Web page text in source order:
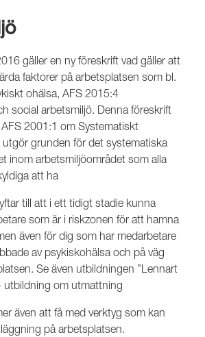
gäller en ny föreskrift vad gäller att
faktorer på arbetsplatsen som bl.
ohälsa, AFS 2015:4
social arbetsmiljö. Denna föreskrift
2001:1 om Systematiskt
utgör grunden för det systematiska
inom arbetsmiljöområdet som alla
att ha
till att i ett tidigt stadie kunna
som är i riskzonen för att hamna
även för dig som har medarbetare
av psykiskohälsa och på väg
Se även utbildningen ”Lennart
utbildning om utmattning
även att få med verktyg som kan
på arbetsplatsen.